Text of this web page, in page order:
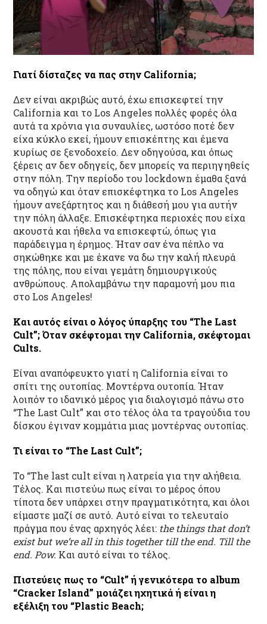
Γιατί δίσταζες να πας στην California;
Δεν είναι ακριβώς αυτό, έχω επισκεφτεί την
California και το Los Angeles πολλές φορές όλα
αυτά τα χρόνια για συναυλίες, ωστόσο ποτέ δεν
είχα κύκλο εκεί, ήμουν επισκέπτης και έμενα
κυρίως σε ξενοδοχείο. Δεν οδηγούσα, και όπως
ξέρεις αν δεν οδηγείς, δεν μπορείς να περιηγηθείς
στην πόλη. Την περίοδο του lockdown έμαθα ξανά
να οδηγώ και όταν επισκέφτηκα το Los Angeles
ήμουν ανεξάρτητος και η διάθεσή μου για αυτήν
την πόλη άλλαξε. Επισκέφτηκα περιοχές που είχα
ακουστά και ήθελα να επισκεφτώ, όπως για
παράδειγμα η έρημος. Ήταν σαν ένα πέπλο να
σηκώθηκε και με έκανε να δω την καλή πλευρά
της πόλης, που είναι γεμάτη δημιουργικούς
ανθρώπους. Απολαμβάνω την παραμονή μου πια
στο Los Angeles!
Και αυτός είναι ο λόγος ύπαρξης του “The Last
Cult”; Όταν σκέφτομαι την California, σκέφτομαι
Cults.
Είναι αναπόφευκτο γιατί η California είναι το
σπίτι της ουτοπίας. Μοντέρνα ουτοπία. Ήταν
λοιπόν το ιδανικό μέρος για διαλογισμό πάνω στο
“The Last Cult” και στο τέλος όλα τα τραγούδια του
δίσκου έγιναν κομμάτια μιας μοντέρνας ουτοπίας.
Τι είναι το “The Last Cult”;
To “The last cult είναι η λατρεία για την αλήθεια.
Τέλος. Και πιστεύω πως είναι το μέρος όπου
τίποτα δεν υπάρχει στην πραγματικότητα, και όλοι
είμαστε μαζί σε αυτό. Αυτό είναι το τελευταίο
πράγμα που ένας αρχηγός λέει: the things that don’t
exist but we’re all in this together till the end. Tillthe
end. Pow. Και αυτό είναι το τέλος.
Πιστεύεις πως το “Cult”ή γενικότερα το album
“Cracker Island” μοιάζει ηχητικά ή είναι η
εξέλιξη του “Plastic Beach;